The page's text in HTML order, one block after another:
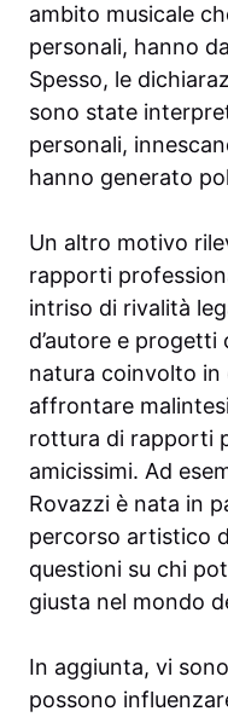
ambito musicale
personali, hanno
Spesso, le
sono state
personali,
hanno generato
Un altro motivo
rapporti
intriso di rivalità
d’autore e progetti
natura coinvolto in
affrontare
rottura di rapporti
amicissimi. Ad
Rovazzi è nata in
percorso artistico
questioni su chi
giusta nel mondo
In aggiunta, vi
possono